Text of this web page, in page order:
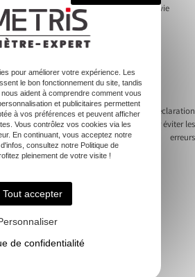
de garantir la pérennité du cadre de vie
de l’aménagement prêtent une
sociale et fonctionnelle des espaces. Ils
spatiales et à promouvoir la cohésion
urbaine et préservation
entre
Next: Comprendre la déclaration
préalable de travaux dp pour éviter les
erreurs
Accueil
Le cabinet
pour améliorer votre expérience. Les
le bon fonctionnement du site, tandis
aident à comprendre comment vous
et publicitaires permettent
à vos préférences et peuvent afficher
Vous contrôlez vos cookies via les
En continuant, vous acceptez notre
consultez notre Politique de
pleinement de votre visite !
Tout accepter
de confidentialité